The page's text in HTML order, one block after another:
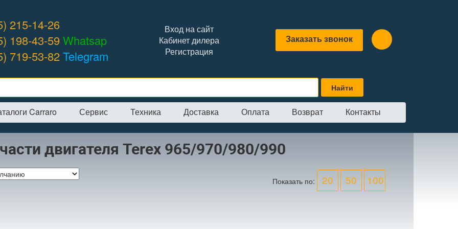
215-14-26
198-43-59Whatsap
719-53-82Telegram
Вход на сайт
Кабинет дилера
Регистрация
Заказать звонок
Carraro Сервис Техника Доставка Оплата Возврат Контакты
→Интернет-магазин →Запчасти двигателя
двигателя Terex 965/970/980/990
Показать по: 20 50 100